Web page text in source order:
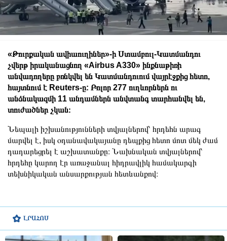
ԼՐԱՀՈՍ
«Թուրքական ավիաուղիներ»-ի Ստամբուլ-Կատմանդու
չվերթ իրականացնող «Airbus A330» ինքնաթիռի
անվադողերը բռնկվել են Կատմանդուում վայրէջքից հետո,
հայտնում է Reuters-ը: Բոլոր 277 ուղևորներն ու
անձնակազմի 11 անդամներն անվտանգ տարհանվել են,
տուժածներ չկան։
Նեպալի իշխանությունների տվյալներով՝ հրդեհն արագ
մարվել է, իսկ օդանավակայանը դեպքից հետո մոտ մեկ ժամ
դադարեցրել է աշխատանքը։ Նախնական տվյալներով՝
հրդեհը կարող էր առաջանալ հիդրավլիկ համակարգի
տեխնիկական անսարքության հետևանքով։